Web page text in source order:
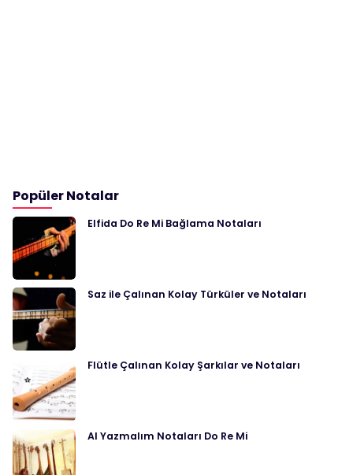
Popüler Notalar
Elfida Do Re Mi Bağlama Notaları
Saz ile Çalınan Kolay Türküler ve Notaları
Flütle Çalınan Kolay Şarkılar ve Notaları
Al Yazmalım Notaları Do Re Mi